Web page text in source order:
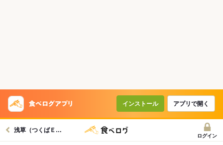
インストール アプリで開く
浅草（つくばＥＸＰ）駅グルメへ
ログイン